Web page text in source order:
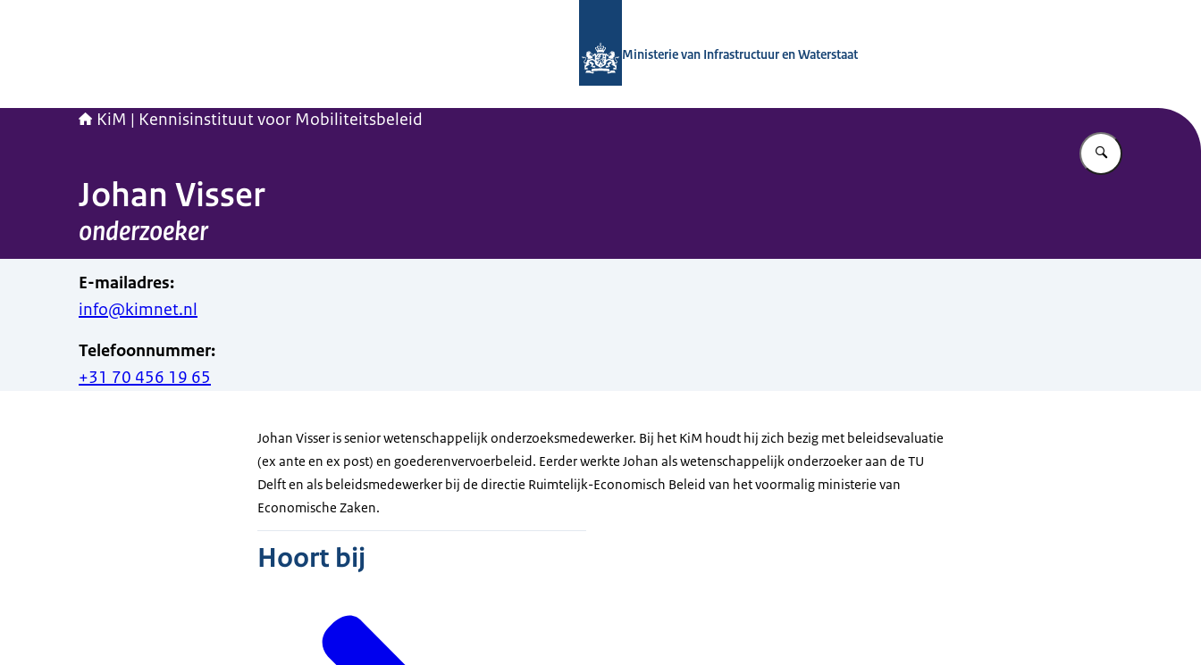
Ministerie van Infrastructuur en Waterstaat
KiM | Kennisinstituut voor Mobiliteitsbeleid
Vul in wat u
Johan Visser
onderzoeker
E-mailadres:
info@kimnet.nl
Telefoonnummer:
+31 70 456 19 65
Johan Visser is senior wetenschappelijk onderzoeksmedewerker. Bij het KiM houdt hij zich bezig met beleidsevaluatie
(ex ante en ex post) en goederenvervoerbeleid. Eerder werkte Johan als wetenschappelijk onderzoeker aan de TU
Delft en als beleidsmedewerker bij de directie Ruimtelijk-Economisch Beleid van het voormalig ministerie van
Economische Zaken.
Hoort bij